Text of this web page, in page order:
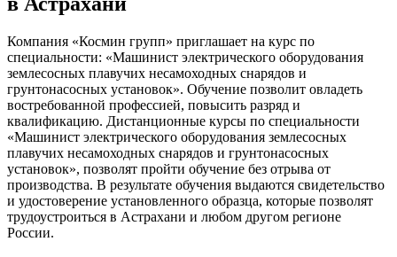
Компания «Космин групп» приглашает на курс по
специальности: «Машинист электрического оборудования
землесосных плавучих несамоходных снарядов и
грунтонасосных установок». Обучение позволит овладеть
востребованной профессией, повысить разряд и
квалификацию. Дистанционные курсы по специальности
«Машинист электрического оборудования землесосных
плавучих несамоходных снарядов и грунтонасосных
установок», позволят пройти обучение без отрыва от
производства. В результате обучения выдаются свидетельство
и удостоверение установленного образца, которые позволят
трудоустроиться в Астрахани и любом другом регионе
России.